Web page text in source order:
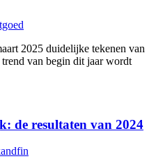
2025 duidelijke tekenen van
van begin dit jaar wordt
de resultaten van 2024